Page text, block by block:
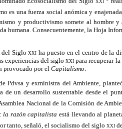
una fuerza social anómica y
y productivismo somete al hombre
humana. Consecuentemente, la Hoja
del Sigloxxi ha puesto en el centro de la
experiencias del sigloxxi para recuperar
provocado por el Capitalismo.
Pdvsa y exministra del Ambiente,
de un desarrollo sustentable desde el
Nacional de la Comisión de
la razón capitalista está llevando al
tanto, señaló, el socialismo del siglo xxi